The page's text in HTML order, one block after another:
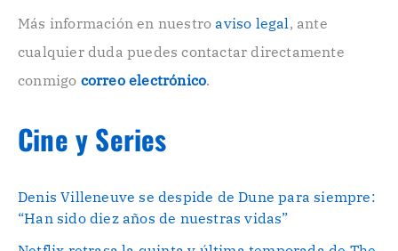
o
.
Más información en nuestroaviso legal , ante
cualquier duda puedes contactar directamente
conmigo correo electrónico.
Cine y Series
Denis Villeneuve se despide de Dune para siempre:
“Han sido diez años de nuestras vidas”